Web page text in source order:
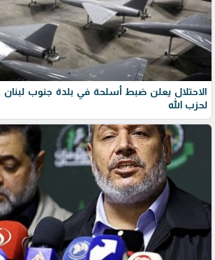
الاحتلال يعلن ضبط أسلحة في بلدة جنوب لبنان
لحزب الله